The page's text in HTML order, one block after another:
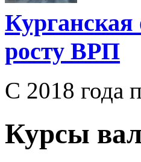
росту ВРП
С 2018 года
Курсы